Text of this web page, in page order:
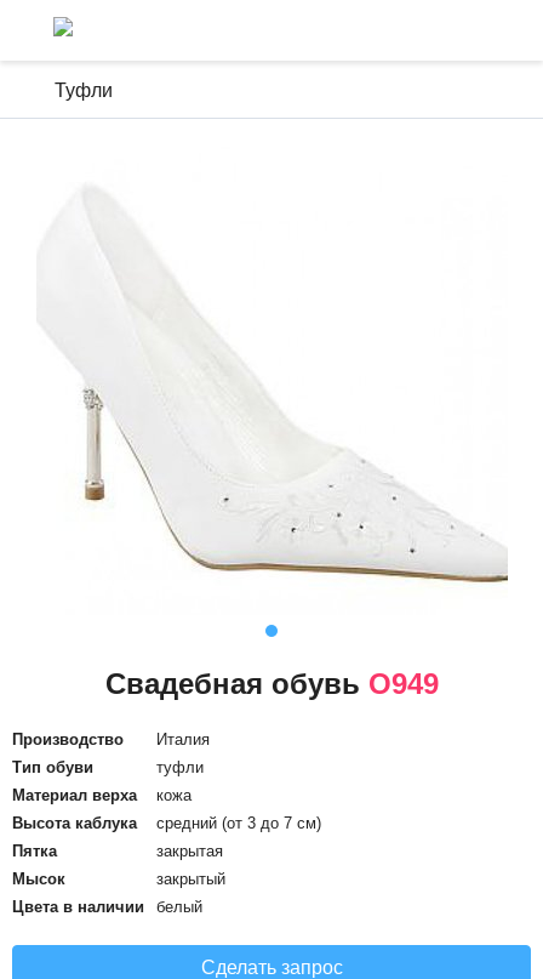
Туфли
Свадебная обувь О949
Производство
Италия
Тип обуви
туфли
Материал верха
кожа
Высота каблука
средний (от 3 до 7 см)
Пятка
закрытая
Мысок
закрытый
Цвета в наличии
белый
Сделать запрос